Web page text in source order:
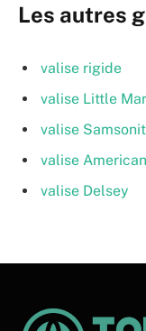
Les autres
valise rigide
valise Little
valise
valise
valise Delsey